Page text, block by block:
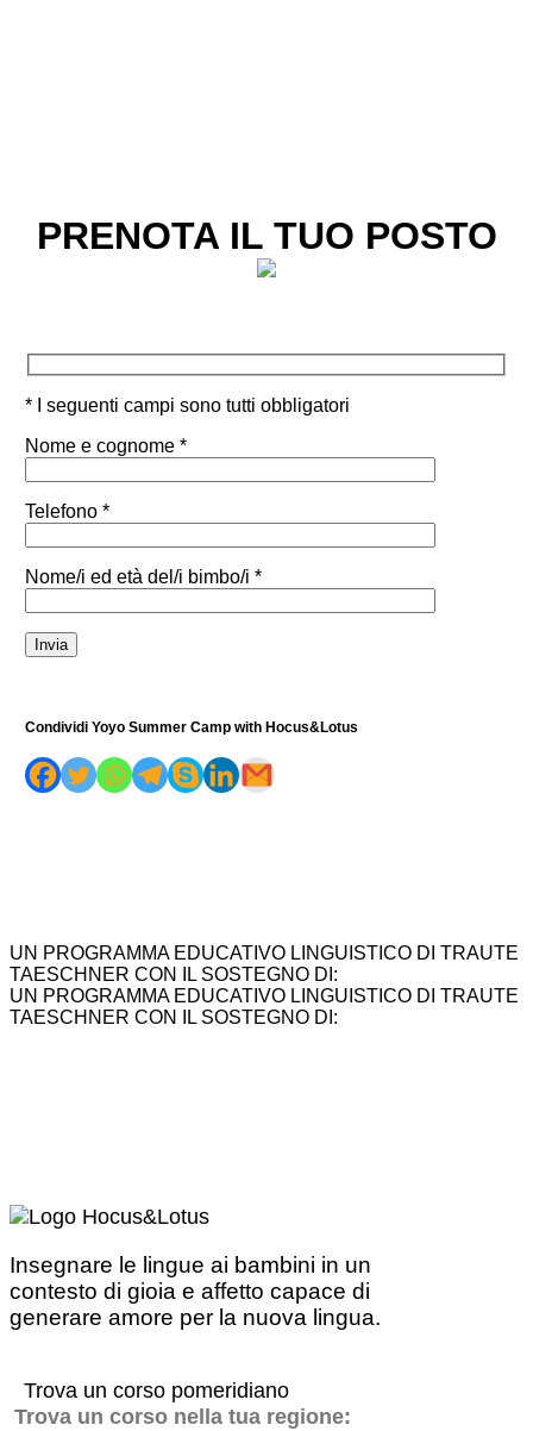
PRENOTA IL TUO POSTO
* I seguenti campi sono tutti obbligatori
Nome e cognome *
Telefono *
Nome/i ed età del/i bimbo/i *
Condividi Yoyo Summer Camp with Hocus&Lotus
UN PROGRAMMA EDUCATIVO LINGUISTICO DI TRAUTE
TAESCHNER CON IL SOSTEGNO DI:
UN PROGRAMMA EDUCATIVO LINGUISTICO DI TRAUTE
TAESCHNER CON IL SOSTEGNO DI:
Insegnare le lingue ai bambini in un
contesto di gioia e affetto capace di
generare amore per la nuova lingua.
Trova un corso pomeridiano
Trova un corso nella tua regione: